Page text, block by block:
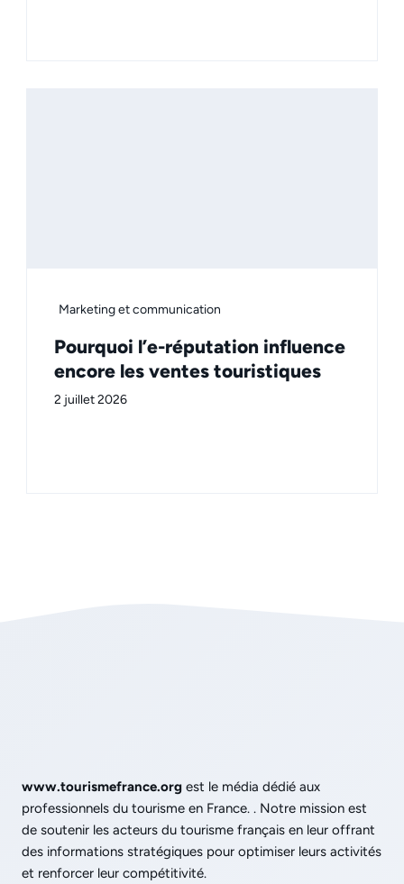
Marketing et communication
Pourquoi l’e-réputation influence
encore les ventes touristiques
2 juillet 2026
www.tourismefrance.org est le média dédié aux
professionnels du tourisme en France. . Notre mission est
de soutenir les acteurs du tourisme français en leur offrant
des informations stratégiques pour optimiser leurs activités
et renforcer leur compétitivité.